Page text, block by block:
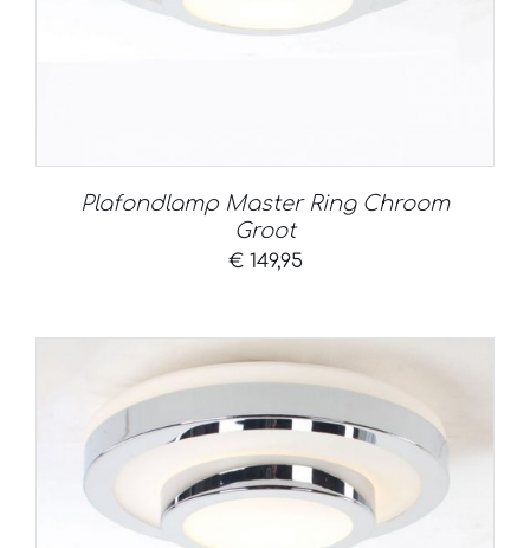
Plafondlamp Master Ring Chroom
Groot
€149,95